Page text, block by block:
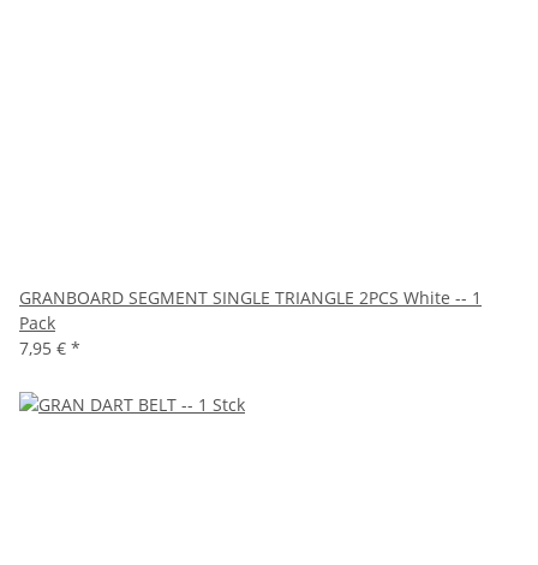
GRANBOARD SEGMENT SINGLE TRIANGLE 2PCS White -- 1
Pack
7,95 € *